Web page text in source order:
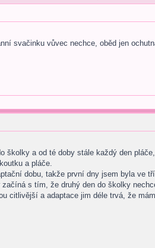
svačinku vůvec nechce, oběd jen
školky a od té doby stále každý den
a pláče.
dobu, takže první dny jsem byla ve
s tím, že druhý den do školky
citlivější a adaptace jim déle trvá, že